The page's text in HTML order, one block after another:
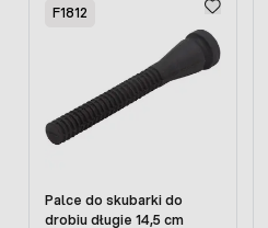
F1812
Palce do skubarki do
drobiu długie 14,5 cm